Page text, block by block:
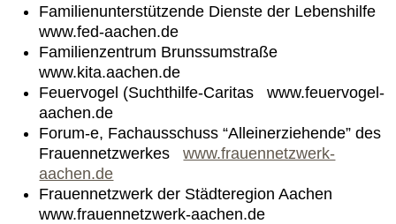
Familienunterstützende Dienste der Lebenshilfe
www.fed-aachen.de
Familienzentrum Brunssumstraße
www.kita.aachen.de
Feuervogel (Suchthilfe-Caritas www.feuervogel-
aachen.de
Forum-e, Fachausschuss “Alleinerziehende” des
Frauennetzwerkeswww.frauennetzwerk-
aachen.de
Frauennetzwerk der Städteregion Aachen
www.frauennetzwerk-aachen.de